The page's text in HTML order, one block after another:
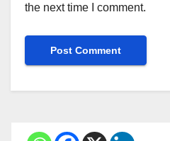
the next time I comment.